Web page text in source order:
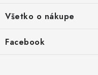
Registrace
Všetko o nákupe
Facebook